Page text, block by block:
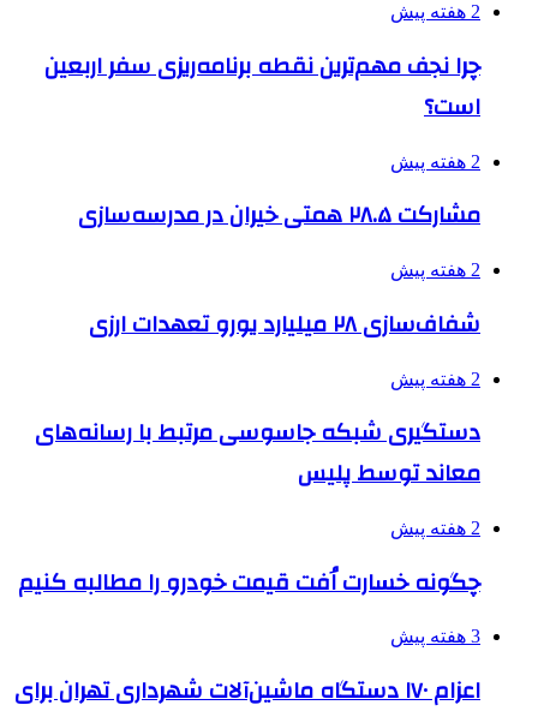
2 هفته پیش
چرا نجف مهم‌ترین نقطه برنامه‌ریزی سفر اربعین
است؟
2 هفته پیش
مشارکت ۲۸.۵ همتی خیران در مدرسه‌سازی
2 هفته پیش
شفاف‌سازی ۲۸ میلیارد یورو تعهدات ارزی
2 هفته پیش
دستگیری شبکه جاسوسی مرتبط با رسانه‌های
معاند توسط پلیس
2 هفته پیش
چگونه خسارت اُفت قیمت خودرو را مطالبه کنیم
3 هفته پیش
اعزام ۱۷۰ دستگاه ماشین‌آلات شهرداری تهران برای